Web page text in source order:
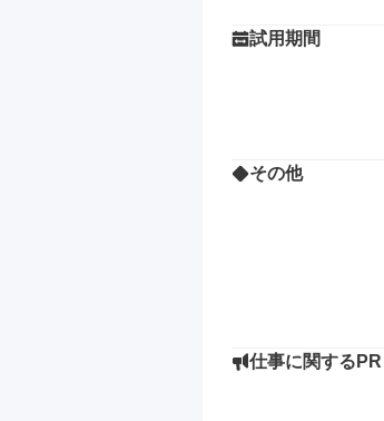
試用期間
その他
仕事に関するPR